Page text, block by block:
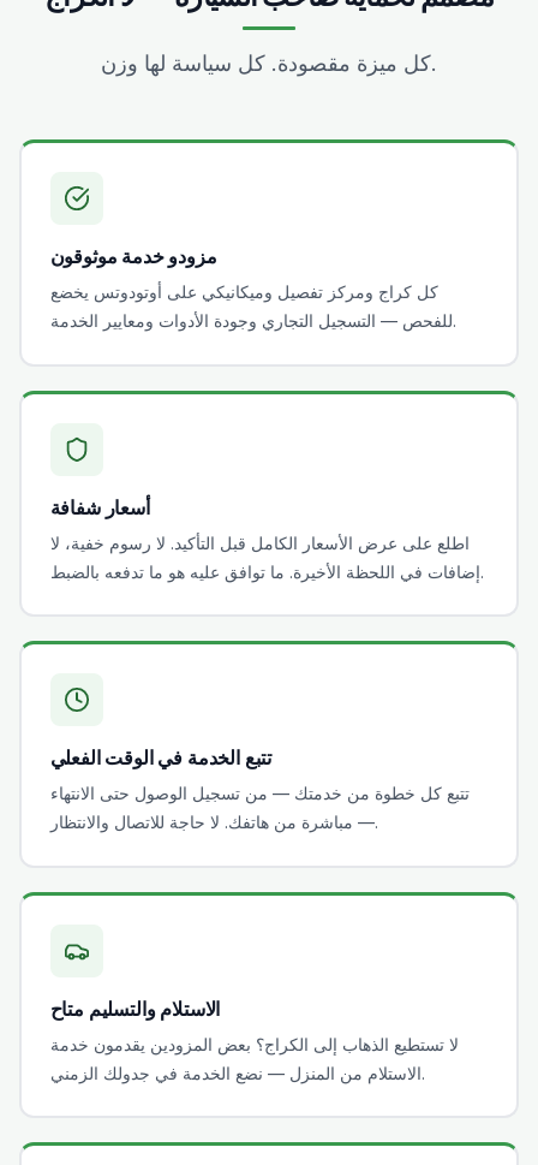
كل ميزة مقصودة. كل سياسة لها وزن.
مزودو خدمة موثوقون
كل كراج ومركز تفصيل وميكانيكي على أوتودوتس يخضع
للفحص — التسجيل التجاري وجودة الأدوات ومعايير الخدمة.
أسعار شفافة
اطلع على عرض الأسعار الكامل قبل التأكيد. لا رسوم خفية، لا
إضافات في اللحظة الأخيرة. ما توافق عليه هو ما تدفعه بالضبط.
تتبع الخدمة في الوقت الفعلي
تتبع كل خطوة من خدمتك — من تسجيل الوصول حتى الانتهاء
— مباشرة من هاتفك. لا حاجة للاتصال والانتظار.
الاستلام والتسليم متاح
لا تستطيع الذهاب إلى الكراج؟ بعض المزودين يقدمون خدمة
الاستلام من المنزل — نضع الخدمة في جدولك الزمني.